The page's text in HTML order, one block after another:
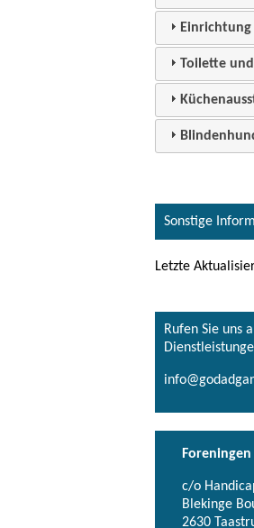
Einrichtung
Toilette
Sonstige
Letzte
Rufen Sie uns
c/o
Blekinge
2630